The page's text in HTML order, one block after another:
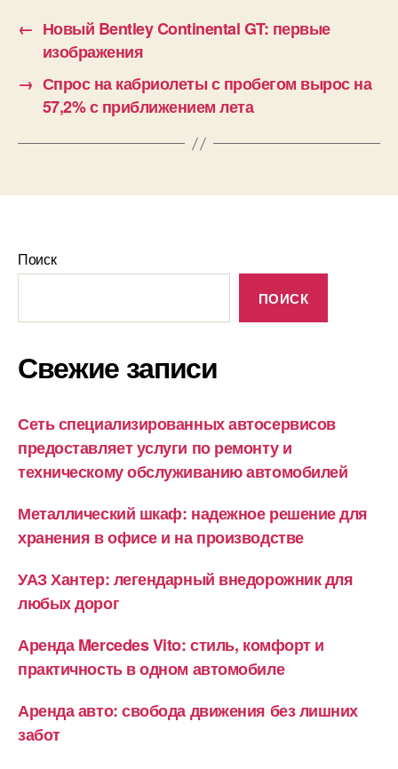
← Новый Bentley Continental GT: первые
изображения
→ Спрос на кабриолеты с пробегом вырос на
57,2% с приближением лета
Поиск
ПОИСК
Свежие записи
Сеть специализированных автосервисов
предоставляет услуги по ремонту и
техническому обслуживанию автомобилей
Металлический шкаф: надежное решение для
хранения в офисе и на производстве
УАЗ Хантер: легендарный внедорожник для
любых дорог
Аренда Mercedes Vito: стиль, комфорт и
практичность в одном автомобиле
Аренда авто: свобода движения без лишних
забот